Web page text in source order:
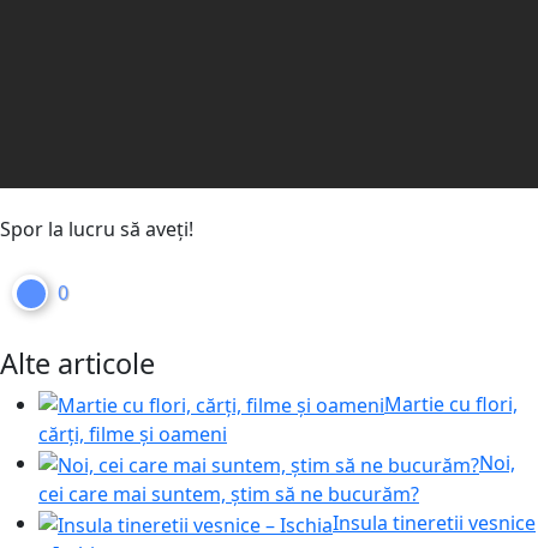
Spor la lucru să aveți!
0
Alte articole
Martie cu flori,
cărți, filme și oameni
Noi,
cei care mai suntem, știm să ne bucurăm?
Insula tineretii vesnice